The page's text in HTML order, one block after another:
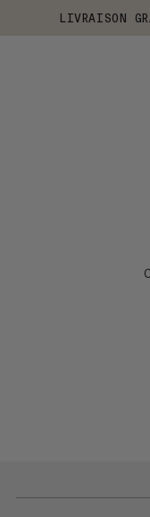
LIVRAISON